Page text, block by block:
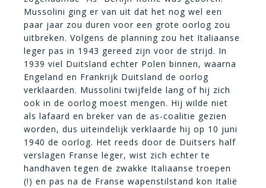
Mussolini ging er van uit dat het nog wel een
paar jaar zou duren voor een grote oorlog zou
uitbreken. Volgens de planning zou het Italiaanse
leger pas in 1943 gereed zijn voor de strijd. In
1939 viel Duitsland echter Polen binnen, waarna
Engeland en Frankrijk Duitsland de oorlog
verklaarden. Mussolini twijfelde lang of hij zich
ook in de oorlog moest mengen. Hij wilde niet
als lafaard en breker van de as-coalitie gezien
worden, dus uiteindelijk verklaarde hij op 10 juni
1940 de oorlog. Het reeds door de Duitsers half
verslagen Franse leger, wist zich echter te
handhaven tegen de zwakke Italiaanse troepen
(!) en pas na de Franse wapenstilstand kon Italië